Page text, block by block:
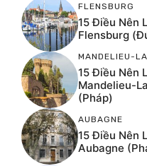
FLENSBURG
15 Điều Nên
Flensburg
MANDELIEU-
15 Điều Nên
Mandelieu-
(Pháp)
AUBAGNE
15 Điều Nên
Aubagne